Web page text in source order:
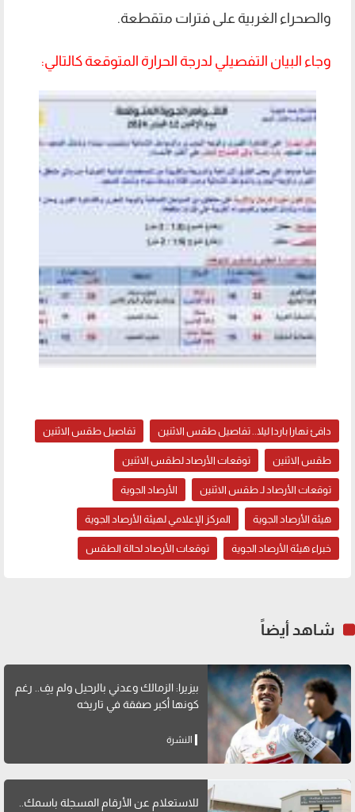
والصحراء الغربية على فترات متقطعة.
وجاء البيان التفصيلي لدرجة الحرارة المتوقعة كالتالي:
دافئ نهارا باردا ليلا.. تفاصيل طقس الاثنين تفاصيل طقس الاثنين
طقس الاثنين توقعات الأرصاد لطقس الاثنين
توقعات الأرصاد لـ طقس الاثنين الأرصاد الجوية
هيئة الأرصاد الجوية المركز الإعلامي لهيئة الأرصاد الجوية
خبراء هيئة الأرصاد الجوية توقعات الأرصاد لحالة الطقس
شاهد أيضاً
بيزيرا: الزمالك وعدني بالرحيل ولم يفِ.. رغم
كونها أكبر صفقة في تاريخه
النشرة
للاستعلام عن الأرقام المسجلة باسمك..